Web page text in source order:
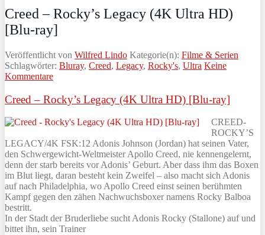
Creed – Rocky’s Legacy (4K Ultra HD)
[Blu-ray]
Veröffentlicht von Wilfred Lindo Kategorie(n): Filme & Serien
Schlagwörter: Bluray, Creed, Legacy, Rocky's, Ultra Keine
Kommentare
Creed – Rocky’s Legacy (4K Ultra HD) [Blu-ray]
CREED-
ROCKY’S
LEGACY/4K FSK:12 Adonis Johnson (Jordan) hat seinen Vater,
den Schwergewicht-Weltmeister Apollo Creed, nie kennengelernt,
denn der starb bereits vor Adonis’ Geburt. Aber dass ihm das Boxen
im Blut liegt, daran besteht kein Zweifel – also macht sich Adonis
auf nach Philadelphia, wo Apollo Creed einst seinen berühmten
Kampf gegen den zähen Nachwuchsboxer namens Rocky Balboa
bestritt.
In der Stadt der Bruderliebe sucht Adonis Rocky (Stallone) auf und
bittet ihn, sein Trainer